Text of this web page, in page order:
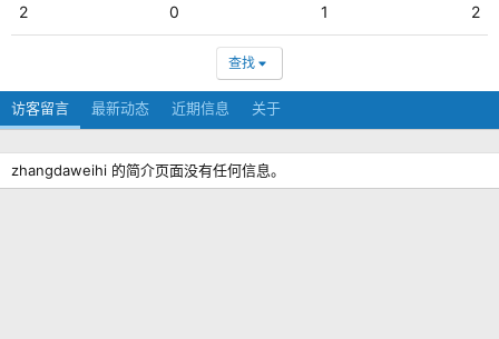
2 0 1 2
查找
访客留言 最新动态 近期信息 关于
zhangdaweihi 的简介页面没有任何信息。